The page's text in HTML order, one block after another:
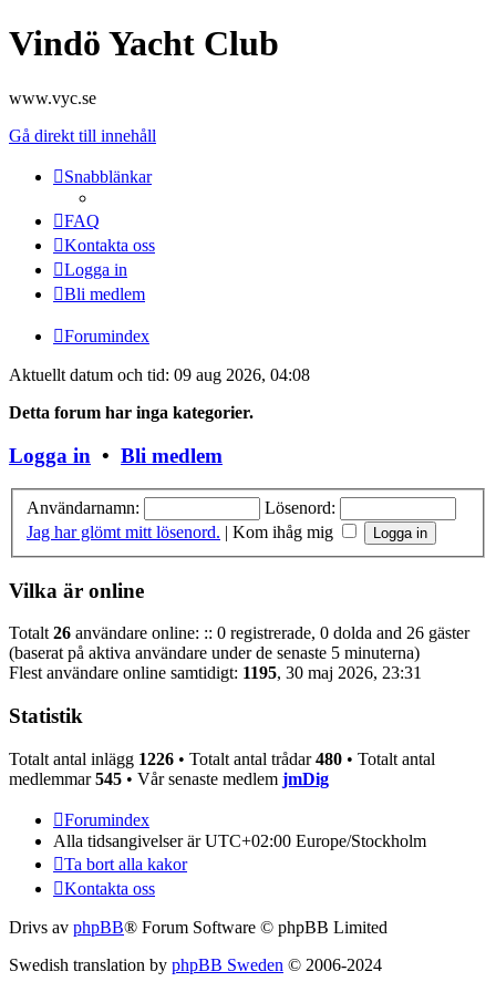
Vindö Yacht Club
www.vyc.se
Gå direkt till innehåll
Snabblänkar
FAQ
Kontakta oss
Logga in
Bli medlem
Forumindex
Aktuellt datum och tid: 09 aug 2026, 04:08
Detta forum har inga kategorier.
Logga in • Bli medlem
Användarnamn:
Lösenord:
Jag har glömt mitt lösenord. | Kom ihåg mig
Vilka är online
Totalt 26 användare online: :: 0 registrerade, 0 dolda and 26 gäster
(baserat på aktiva användare under de senaste 5 minuterna)
Flest användare online samtidigt: 1195, 30 maj 2026, 23:31
Statistik
Totalt antal inlägg 1226 • Totalt antal trådar480 • Totalt antal
medlemmar545 • Vår senaste medlem jmDig
Forumindex
Alla tidsangivelser är UTC+02:00 Europe/Stockholm
Ta bort alla kakor
Kontakta oss
Drivs av phpBB® Forum Software © phpBB Limited
Swedish translation by phpBB Sweden © 2006-2024